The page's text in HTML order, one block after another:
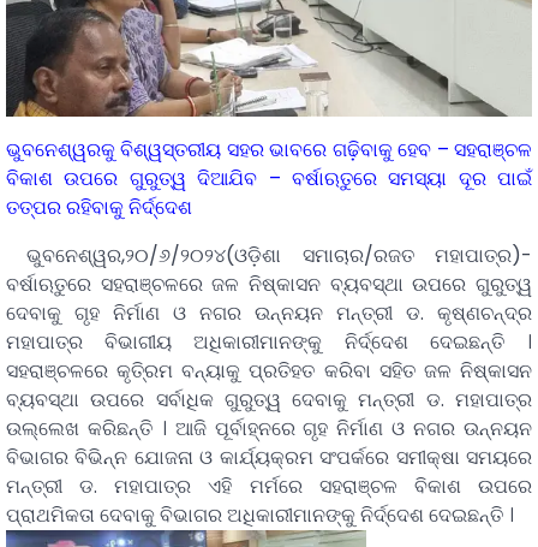
ଭୁବନେଶ୍ୱରକୁ ବିଶ୍ୱସ୍ତରୀୟ ସହର ଭାବରେ ଗଢ଼ିବାକୁ ହେବ – ସହରାଞ୍ଚଳ
ବିକାଶ ଉପରେ ଗୁରୁତ୍ୱ ଦିଆଯିବ – ବର୍ଷାଋତୁରେ ସମସ୍ୟା ଦୂର ପାଇଁ
ତତ୍ପର ରହିବାକୁ ନିର୍ଦ୍ଦେଶ
ଭୁବନେଶ୍ୱର,୨୦/୬/୨୦୨୪(ଓଡ଼ିଶା ସମାଚାର/ରଜତ ମହାପାତ୍ର)-
ବର୍ଷାଋତୁରେ ସହରାଞ୍ଚଳରେ ଜଳ ନିଷ୍କାସନ ବ୍ୟବସ୍ଥା ଉପରେ ଗୁରୁତ୍ୱ
ଦେବାକୁ ଗୃହ ନିର୍ମାଣ ଓ ନଗର ଉନ୍ନୟନ ମନ୍ତ୍ରୀ ଡ. କୃଷ୍ଣଚନ୍ଦ୍ର
ମହାପାତ୍ର ବିଭାଗୀୟ ଅଧିକାରୀମାନଙ୍କୁ ନିର୍ଦ୍ଦେଶ ଦେଇଛନ୍ତି ।
ସହରାଞ୍ଚଳରେ କୃତି୍ରମ ବନ୍ୟାକୁ ପ୍ରତିହତ କରିବା ସହିତ ଜଳ ନିଷ୍କାସନ
ବ୍ୟବସ୍ଥା ଉପରେ ସର୍ବାଧିକ ଗୁରୁତ୍ୱ ଦେବାକୁ ମନ୍ତ୍ରୀ ଡ. ମହାପାତ୍ର
ଉଲ୍ଲେଖ କରିଛନ୍ତି । ଆଜି ପୂର୍ବାହ୍ନରେ ଗୃହ ନିର୍ମାଣ ଓ ନଗର ଉନ୍ନୟନ
ବିଭାଗର ବିଭିନ୍ନ ଯୋଜନା ଓ କାର୍ଯ୍ୟକ୍ରମ ସଂପର୍କରେ ସମୀକ୍ଷା ସମୟରେ
ମନ୍ତ୍ରୀ ଡ. ମହାପାତ୍ର ଏହି ମର୍ମରେ ସହରାଞ୍ଚଳ ବିକାଶ ଉପରେ
ପ୍ରାଥମିକତା ଦେବାକୁ ବିଭାଗର ଅଧିକାରୀମାନଙ୍କୁ ନିର୍ଦ୍ଦେଶ ଦେଇଛନ୍ତି ।